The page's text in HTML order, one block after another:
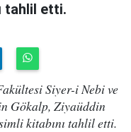
tahlil etti.
Siyer-i Nebi ve
Gökalp, Ziyaüddin
kitabını tahlil etti.